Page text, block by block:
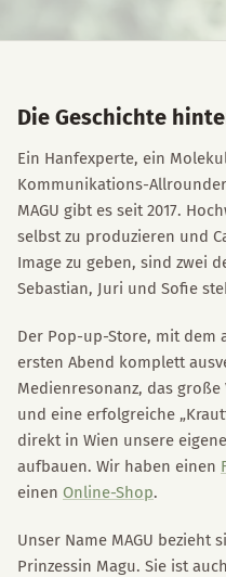
Die Geschichte
Ein Hanfexperte, ein
Kommunikations-
MAGU gibt es seit 2017.
selbst zu produzieren und
Image zu geben, sind zwei
Sebastian, Juri und Sofie
Der Pop-up-Store, mit dem
ersten Abend komplett
Medienresonanz, das
und eine erfolgreiche
direkt in Wien unsere
aufbauen. Wir haben einen
einen Online-Shop.
Unser Name MAGU bezieht
Prinzessin Magu. Sie ist